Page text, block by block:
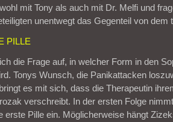
mit Tony als auch mit Dr. Melfi und
unentwegt das Gegenteil von dem
PILLE
die Frage auf, in welcher Form in den
Tonys Wunsch, die Panikattacken
es mit sich, dass die Therapeutin
verschreibt. In der ersten Folge
erste Pille ein. Möglicherweise hängt